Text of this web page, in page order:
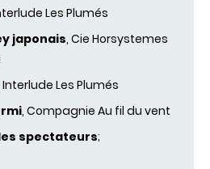
Les Plumés
japonais, Cie Horsystemes
Interlude Les Plumés
, Compagnie Au fil du vent
spectateurs;